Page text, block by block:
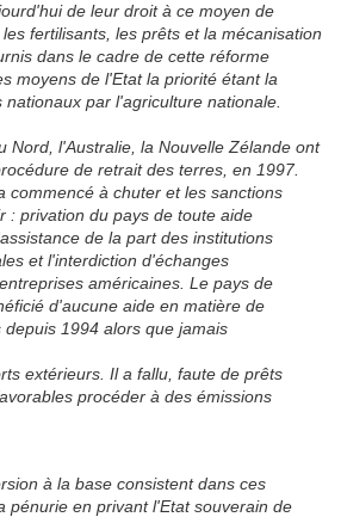
de leur droit à ce moyen de
fertilisants, les prêts et la mécanisation
dans le cadre de cette réforme
moyens de l'Etat la priorité étant la
par l'agriculture nationale.
Nord, l'Australie, la Nouvelle Zélande ont
de retrait des terres, en 1997.
commencé à chuter et les sanctions
: privation du pays de toute aide
de la part des institutions
et l'interdiction d'échanges
américaines. Le pays de
d'aucune aide en matière de
1994 alors que jamais
extérieurs. Il a fallu, faute de prêts
procéder à des émissions
à la base consistent dans ces
pénurie en privant l'Etat souverain de